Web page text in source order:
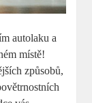
autolaku a
místě!
způsobů,